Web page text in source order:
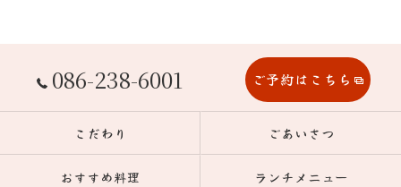
086-238-6001 ご予約はこちら
こだわり ごあいさつ
おすすめ料理 ランチメニュー